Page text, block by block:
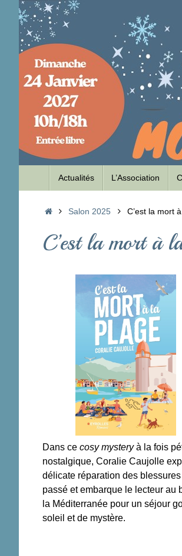
Passer
contenu
Actualités L’Association
AccueilSalon 2025 C’est la mort
C’est la mort à
Dans ce cosy mysteryà la fois
nostalgique, Coralie Caujolle
délicate réparation des blessures
passé et embarque le lecteur au
la Méditerranée pour un séjour
soleil et de mystère.